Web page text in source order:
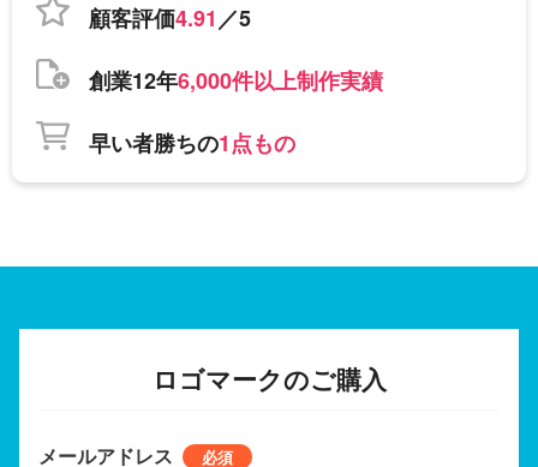
顧客評価4.91／5
創業12年6,000件以上制作実績
早い者勝ちの1点もの
ロゴマークのご購入
メールアドレス